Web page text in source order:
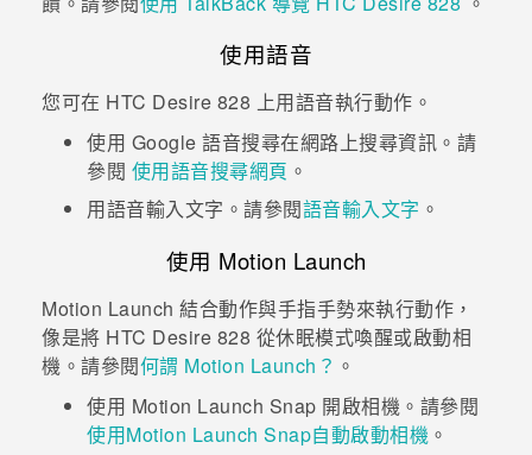
使用語音
您可在 HTC Desire 828 上用語音執行動作。
使用 Google 語音搜尋在網路上搜尋資訊。請
參閱 使用語音搜尋網頁 。
用語音輸入文字。請參閱語音輸入文字 。
使用 Motion Launch
Motion Launch 結合動作與手指手勢來執行動作，
像是將 HTC Desire 828 從休眠模式喚醒或啟動相
機。請參閱何謂 Motion Launch？ 。
使用 Motion Launch Snap 開啟相機 。請參閱
使用Motion Launch Snap自動啟動相機 。